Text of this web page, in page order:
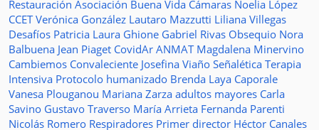
Restauración Asociación Buena Vida Cámaras Noelia López
CCETVerónica González Lautaro Mazzutti Liliana Villegas
Desafíos Patricia Laura Ghione Gabriel Rivas Obsequio Nora
Balbuena Jean Piaget CovidAr ANMAT Magdalena Minervino
Cambiemos Convaleciente Josefina Viaño Señalética Terapia
Intensiva Protocolo humanizado Brenda Laya Caporale
Vanesa Plouganou Mariana Zarza adultos mayores Carla
Savino Gustavo Traverso María Arrieta Fernanda Parenti
Nicolás Romero Respiradores Primer director Héctor Canales